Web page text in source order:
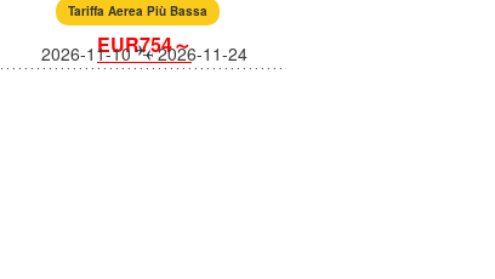
Tariffa Aerea Più Bassa
EUR754～
2026-11-10 2026-11-24